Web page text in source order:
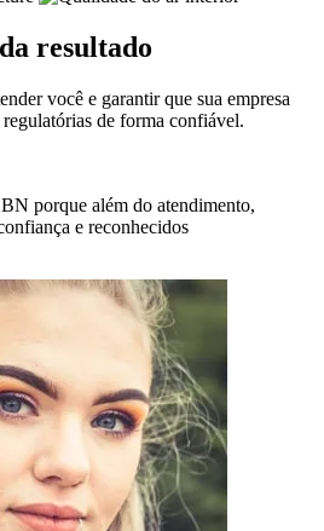
resultado
você e garantir que sua empresa
de forma confiável.
porque além do atendimento,
e reconhecidos